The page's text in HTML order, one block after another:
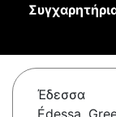
Έδεσσα